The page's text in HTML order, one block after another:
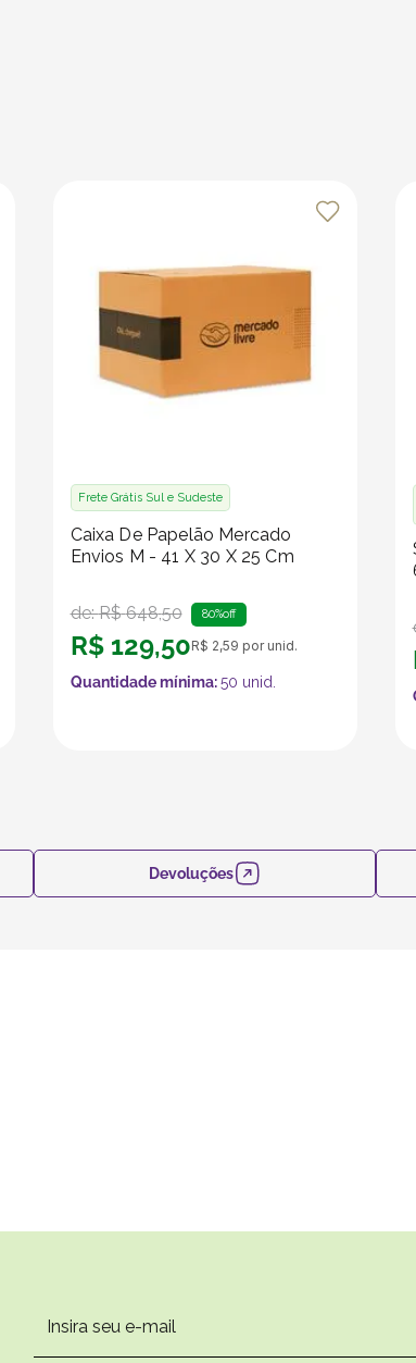
Frete Grátis Sul e Sudeste
Caixa De Papelão Mercado
Envios M - 41 X 30 X 25 Cm
de:R$ 648,50 80%off
R$ 129,50R$ 2,59 por unid.
Quantidade mínima:50 unid.
Devoluções